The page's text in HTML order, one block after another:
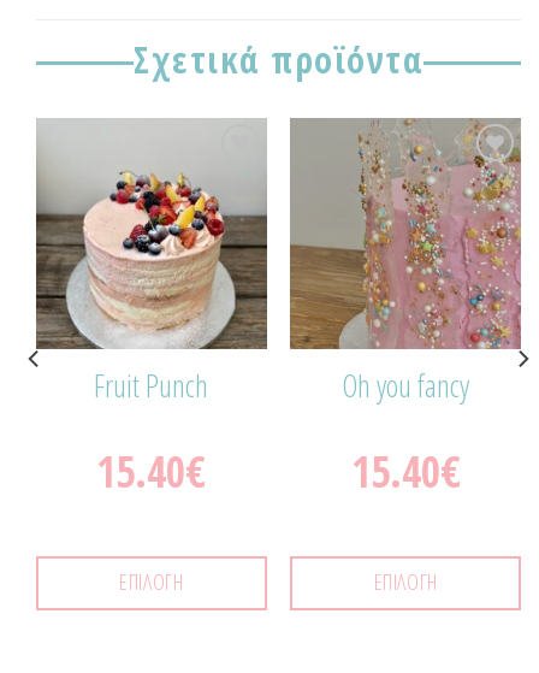
Σχετικά προϊόντα
Προσθήκη
στα
Αγαπημένα!
Fruit Punch
15.40€
ΕΠΙΛΟΓΉ
Προσθήκη
στα
Αγαπημένα!
Oh you fancy
15.40€
ΕΠΙΛΟΓΉ